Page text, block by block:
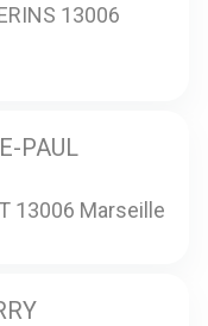
13006
PAUL
13006 Marseille